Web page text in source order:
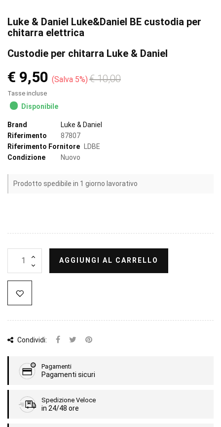
Luke & Daniel Luke&Daniel BE custodia per
chitarra elettrica
Custodie per chitarra Luke & Daniel
€ 9,50 Salva 5% € 10,00
Tasse incluse
Disponibile
Brand
Luke & Daniel
Riferimento
87807
Riferimento Fornitore
LDBE
Condizione
Nuovo
Prodotto spedibile in 1 giorno lavorativo
AGGIUNGI AL CARRELLO
Condividi:
Pagamenti
Pagamenti sicuri
Spedizione Veloce
in 24/48 ore